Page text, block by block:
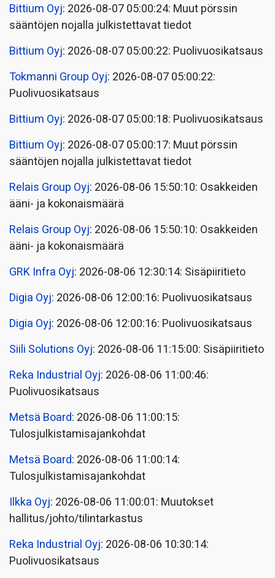
Bittium Oyj: 2026-08-07 05:00:24: Muut pörssin
sääntöjen nojalla julkistettavat tiedot
Bittium Oyj: 2026-08-07 05:00:22: Puolivuosikatsaus
Tokmanni Group Oyj: 2026-08-07 05:00:22:
Puolivuosikatsaus
Bittium Oyj: 2026-08-07 05:00:18: Puolivuosikatsaus
Bittium Oyj: 2026-08-07 05:00:17: Muut pörssin
sääntöjen nojalla julkistettavat tiedot
Relais Group Oyj: 2026-08-06 15:50:10: Osakkeiden
ääni- ja kokonaismäärä
Relais Group Oyj: 2026-08-06 15:50:10: Osakkeiden
ääni- ja kokonaismäärä
GRK Infra Oyj: 2026-08-06 12:30:14: Sisäpiiritieto
Digia Oyj: 2026-08-06 12:00:16: Puolivuosikatsaus
Digia Oyj: 2026-08-06 12:00:16: Puolivuosikatsaus
Siili Solutions Oyj: 2026-08-06 11:15:00: Sisäpiiritieto
Reka Industrial Oyj: 2026-08-06 11:00:46:
Puolivuosikatsaus
Metsä Board: 2026-08-06 11:00:15:
Tulosjulkistamisajankohdat
Metsä Board: 2026-08-06 11:00:14:
Tulosjulkistamisajankohdat
Ilkka Oyj: 2026-08-06 11:00:01: Muutokset
hallitus/johto/tilintarkastus
Reka Industrial Oyj: 2026-08-06 10:30:14:
Puolivuosikatsaus